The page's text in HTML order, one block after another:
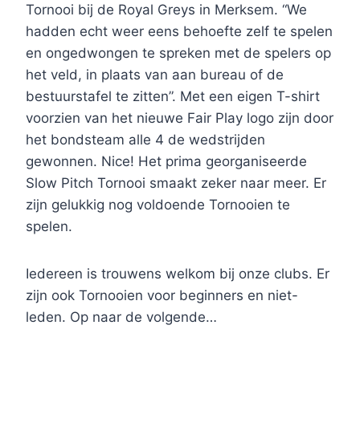
Tornooi bij de Royal Greys in Merksem. “We
hadden echt weer eens behoefte zelf te spelen
en ongedwongen te spreken met de spelers op
het veld, in plaats van aan bureau of de
bestuurstafel te zitten”. Met een eigen T-shirt
voorzien van het nieuwe Fair Play logo zijn door
het bondsteam alle 4 de wedstrijden
gewonnen. Nice! Het prima georganiseerde
Slow Pitch Tornooi smaakt zeker naar meer. Er
zijn gelukkig nog voldoende Tornooien te
spelen.
Iedereen is trouwens welkom bij onze clubs. Er
zijn ook Tornooien voor beginners en niet-
leden. Op naar de volgende…